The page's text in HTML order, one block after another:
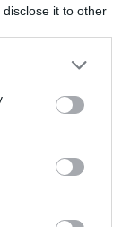
it to other